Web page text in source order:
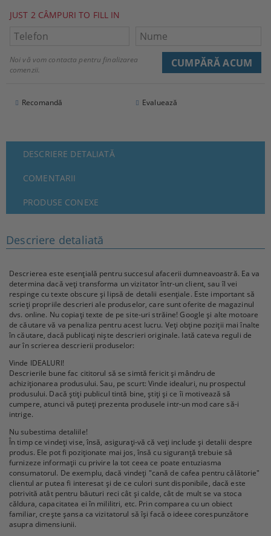
JUST 2 CÂMPURI TO FILL IN
Noi vă vom contacta pentru finalizarea
comenzii.
Recomandă Evaluează
DESCRIERE DETALIATĂ
COMENTARII
PRODUSE CONEXE
Descriere detaliată
Descrierea este esențială pentru succesul afacerii dumneavoastră. Ea va
determina dacă veți transforma un vizitator într-un client, sau îl vei
respinge cu texte obscure și lipsă de detalii esențiale. Este important să
scrieți propriile descrieri ale produselor, care sunt oferite de magazinul
dvs. online. Nu copiați texte de pe site-uri străine! Google și alte motoare
de căutare vă va penaliza pentru acest lucru. Veți obține poziții mai înalte
în căutare, dacă publicați niște descrieri originale. Iată cateva reguli de
aur în scrierea descrierii produselor:
Vinde IDEALURI!
Descrierile bune fac cititorul să se simtă fericit și mândru de
achiziționarea produsului. Sau, pe scurt: Vinde idealuri, nu prospectul
produsului. Dacă știți publicul tintă bine, știți și ce îi motivează să
cumpere, atunci vă puteți prezenta produsele intr-un mod care să-i
intrige.
Nu subestima detaliile!
În timp ce vindeți vise, însă, asigurați-vă că veți include și detalii despre
produs. Ele pot fi poziționate mai jos, însă cu siguranță trebuie să
furnizeze informații cu privire la tot ceea ce poate entuziasma
consumatorul. De exemplu, dacă vindeți "cană de cafea pentru călătorie"
clientul ar putea fi interesat și de ce culori sunt disponibile, dacă este
potrivită atât pentru băuturi reci cât și calde, cât de mult se va stoca
căldura, capacitatea ei în mililitri, etc. Prin comparea cu un obiect
familiar, crește șansa ca vizitatorul să își facă o ideee corespunzătore
asupra dimensiunii.